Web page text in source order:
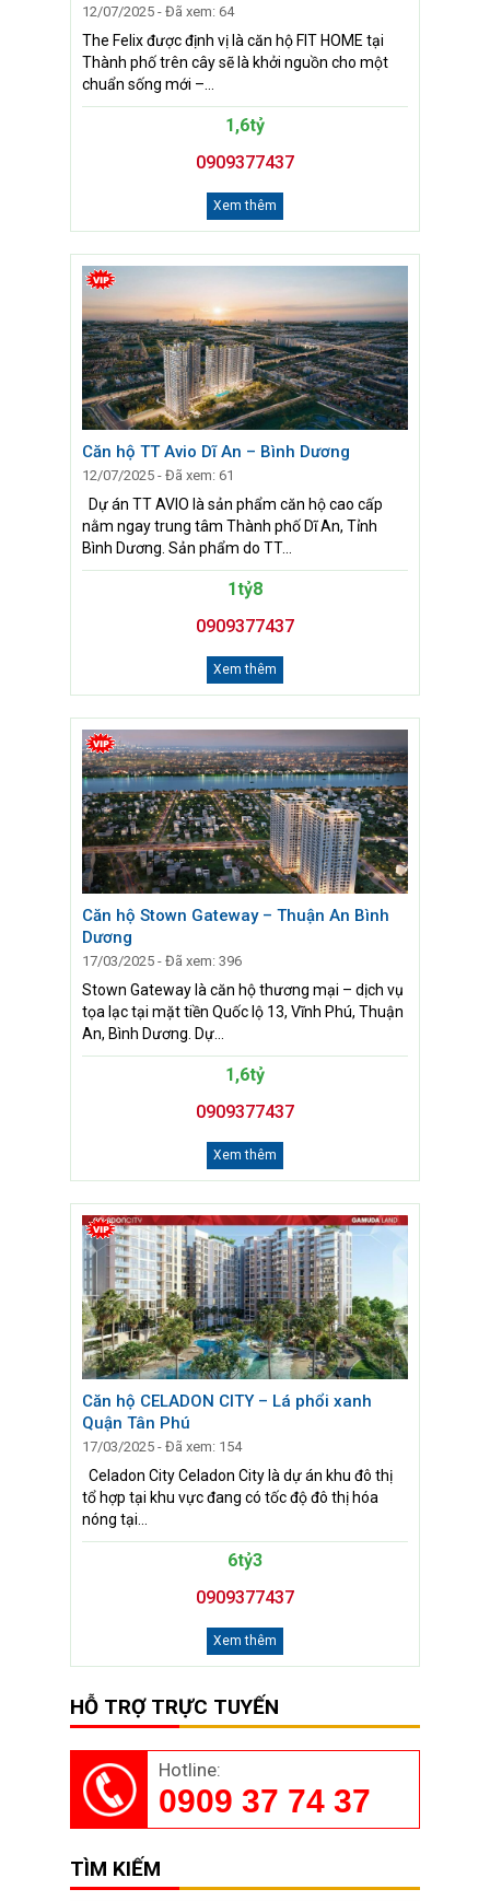
12/07/2025 - Đã xem: 64
The Felix được định vị là căn hộ FIT HOME tại
Thành phố trên cây sẽ là khởi nguồn cho một
chuẩn sống mới –...
1,6tỷ
0909377437
Xem thêm
Căn hộ TT Avio Dĩ An – Bình Dương
12/07/2025 - Đã xem: 61
Dự án TT AVIO là sản phẩm căn hộ cao cấp
nằm ngay trung tâm Thành phố Dĩ An, Tỉnh
Bình Dương. Sản phẩm do TT...
1tỷ8
0909377437
Xem thêm
Căn hộ Stown Gateway – Thuận An Bình
Dương
17/03/2025 - Đã xem: 396
Stown Gateway là căn hộ thương mại – dịch vụ
tọa lạc tại mặt tiền Quốc lộ 13, Vĩnh Phú, Thuận
An, Bình Dương. Dự...
1,6tỷ
0909377437
Xem thêm
Căn hộ CELADON CITY – Lá phổi xanh
Quận Tân Phú
17/03/2025 - Đã xem: 154
Celadon City Celadon City là dự án khu đô thị
tổ hợp tại khu vực đang có tốc độ đô thị hóa
nóng tại...
6tỷ3
0909377437
Xem thêm
HỖ TRỢ TRỰC TUYẾN
Hotline:
0909 37 74 37
TÌM KIẾM